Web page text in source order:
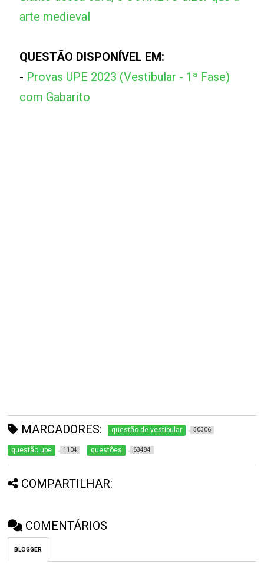
arte medieval
QUESTÃO DISPONÍVEL EM:
- Provas UPE 2023 (Vestibular - 1ª Fase)
com Gabarito
MARCADORES: questão de vestibular 30306
questão upe 1104 questões 63484
COMPARTILHAR:
COMENTÁRIOS
BLOGGER